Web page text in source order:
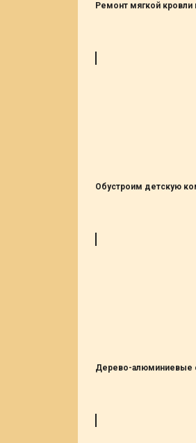
Ремонт мягкой кровли
Обустроим детскую
Дерево-алюминиевые